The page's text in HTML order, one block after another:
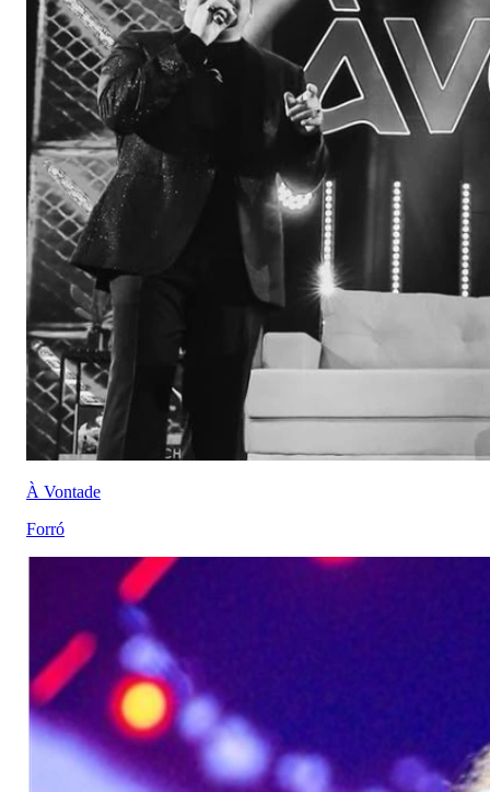
À Vontade
Forró